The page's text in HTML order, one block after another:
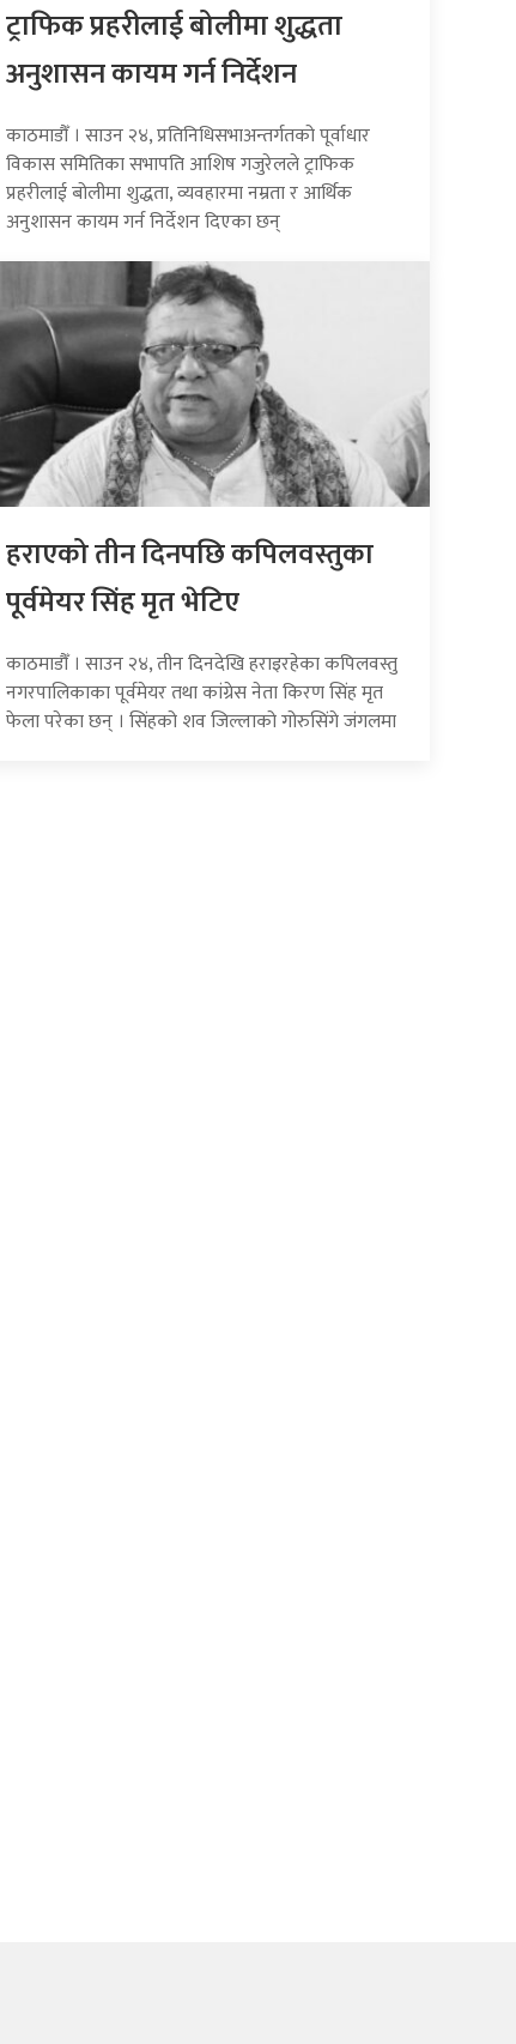
ट्राफिक प्रहरीलाई बोलीमा शुद्धता
अनुशासन कायम गर्न निर्देशन
काठमाडौँ । साउन २४, प्रतिनिधिसभाअन्तर्गतको पूर्वाधार
विकास समितिका सभापति आशिष गजुरेलले ट्राफिक
प्रहरीलाई बोलीमा शुद्धता, व्यवहारमा नम्रता र आर्थिक
अनुशासन कायम गर्न निर्देशन दिएका छन्
हराएको तीन दिनपछि कपिलवस्तुका
पूर्वमेयर सिंह मृत भेटिए
काठमाडौँ । साउन २४, तीन दिनदेखि हराइरहेका कपिलवस्तु
नगरपालिकाका पूर्वमेयर तथा कांग्रेस नेता किरण सिंह मृत
फेला परेका छन् । सिंहको शव जिल्लाको गोरुसिंगे जंगलमा